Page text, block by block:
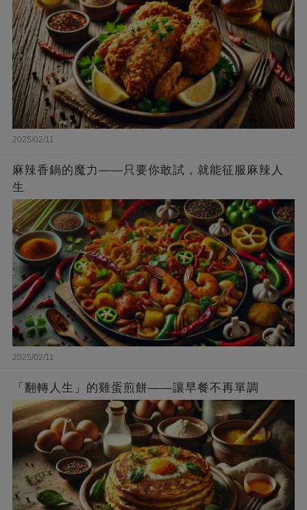
2025/02/11
麻辣香鍋的魔力——只要你敢試，就能征服麻辣人
生
2025/02/11
「翻轉人生」的雞蛋煎餅——讓早餐不再單調